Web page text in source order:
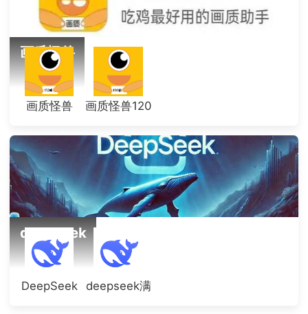
画质怪兽
画质怪兽
画质怪兽120
deepseek
DeepSeek
deepseek满